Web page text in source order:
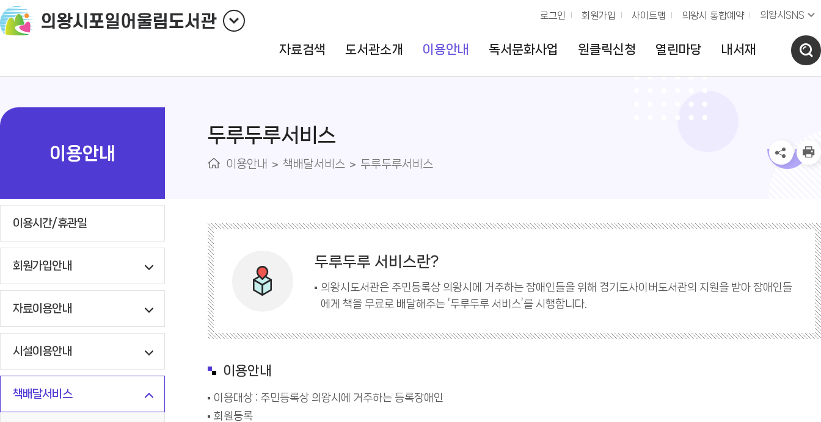
로그인 회원가입 사이트맵 의왕시 통합예약 의왕시SNS
자료검색 도서관소개 이용안내 독서문화사업 원클릭신청 열린마당 내서재
이용안내
이용시간/휴관일
회원가입안내
자료이용안내
시설이용안내
책배달서비스
두루두루서비스
이용안내 책배달서비스 두루두루서비스
두루두루 서비스란?
의왕시도서관은 주민등록상 의왕시에 거주하는 장애인들을 위해 경기도사이버도서관의 지원을 받아 장애인들
에게 책을 무료로 배달해주는 ‘두루두루 서비스’를 시행합니다.
이용안내
이용대상 : 주민등록상 의왕시에 거주하는 등록장애인
회원등록